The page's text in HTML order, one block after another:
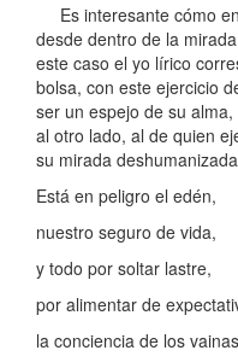
Es interesante cómo
desde dentro de la
este caso el yo lírico
bolsa, con este ejercicio
ser un espejo de su
al otro lado, al de quien
su mirada
Está en peligro el edén,
nuestro seguro de vida,
y todo por soltar lastre,
por alimentar de
la conciencia de los